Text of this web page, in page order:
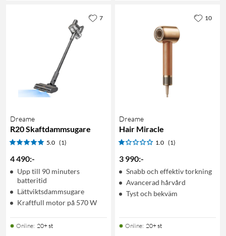
Dreame
R20 Skaftdammsugare
5.0 (1)
4 490:-
Upp till 90 minuters
batteritid
Lättviktsdammsugare
Kraftfull motor på 570 W
Online: 20+ st
7
Dreame
Hair Miracle
1.0 (1)
3 990:-
Snabb och effektiv torkning
Avancerad hårvård
Tyst och bekväm
Online: 20+ st
10